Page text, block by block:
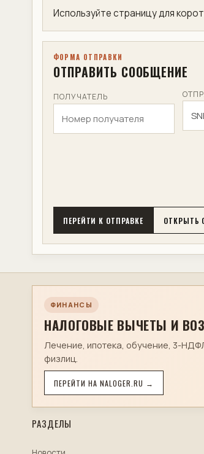
Используйте страницу для
ФОРМА ОТПРАВКИ
ОТПРАВИТЬ СООБЩЕНИЕ
ПОЛУЧАТЕЛЬ
ПЕРЕЙТИ К ОТПРАВКЕ ОТКРЫТЬ
ФИНАНСЫ
НАЛОГОВЫЕ ВЫЧЕТЫ И
Лечение, ипотека, обучение, 3-
физлиц.
ПЕРЕЙТИ НА NALOGER.RU →
РАЗДЕЛЫ